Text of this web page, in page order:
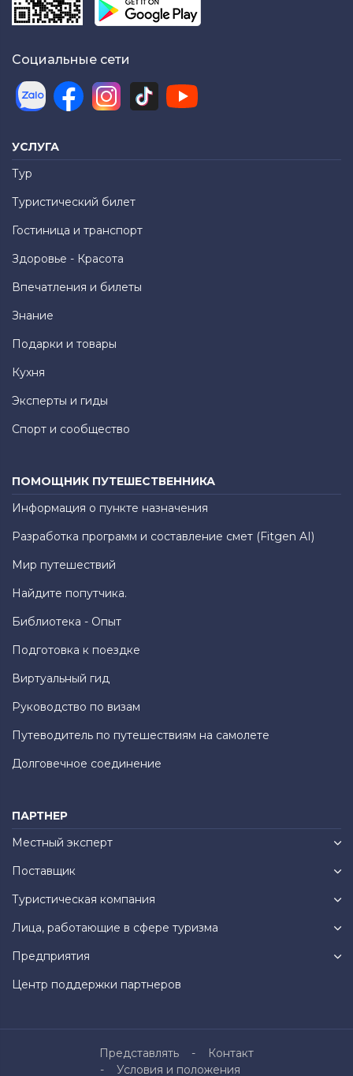
Социальные сети
УСЛУГА
Тур
Туристический билет
Гостиница и транспорт
Здоровье - Красота
Впечатления и билеты
Знание
Подарки и товары
Кухня
Эксперты и гиды
Спорт и сообщество
ПОМОЩНИК ПУТЕШЕСТВЕННИКА
Информация о пункте назначения
Разработка программ и составление смет (Fitgen AI)
Мир путешествий
Найдите попутчика.
Библиотека - Опыт
Подготовка к поездке
Виртуальный гид
Руководство по визам
Путеводитель по путешествиям на самолете
Долговечное соединение
ПАРТНЕР
Местный эксперт
Поставщик
Туристическая компания
Лица, работающие в сфере туризма
Предприятия
Центр поддержки партнеров
Представлять
Контакт
Условия и положения